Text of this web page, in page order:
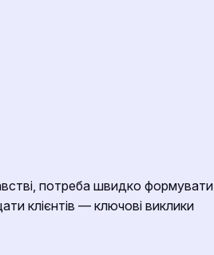
потреба швидко формувати
клієнтів — ключові виклики